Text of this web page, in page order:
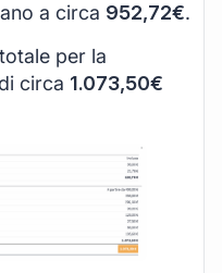
a circa 952,72€.
per la
circa 1.073,50€